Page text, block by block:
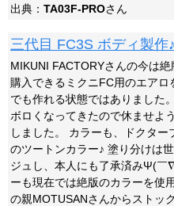
出典： TA03F-PROさん
三代目 FC3S ボディ製作
MIKUNI FACTORYさんの今は
購入できるミクニFC用のエア
でも作れる状態ではありました
ボロくなってきたので休ませよ
しました。 カラーも、ドクタ
のツートンカラー♪ 塗り分けは
ジュし、本人にも了承済みΨ(
ーも現在では絶版のカラーを使
の親MOTUSANさんからストッ